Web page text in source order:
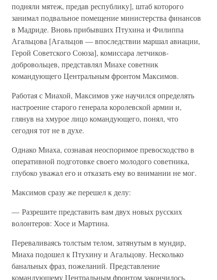
подняли мятеж, предав республику], штаб которого
занимал подвальное помещение министерства финансов
в Мадриде. Вновь прибывших Птухина и Филиппа
Агальцова [Агальцов — впоследствии маршал авиации,
Герой Советского Союза], комиссара летчиков-
добровольцев, представлял Миахе советник
командующего Центральным фронтом Максимов.
Работая с Миахой, Максимов уже научился определять
настроение старого генерала королевской армии и,
глянув на хмурое лицо командующего, понял, что
сегодня тот не в духе.
Однако Миаха, сознавая неоспоримое превосходство в
оперативной подготовке своего молодого советника,
глубоко уважал его и отказать ему во внимании не мог.
Максимов сразу же перешел к делу:
— Разрешите представить вам двух новых русских
волонтеров: Хосе и Мартина.
Переваливаясь толстым телом, затянутым в мундир,
Миаха подошел к Птухину и Агальцову. Несколько
банальных фраз, пожеланий. Представление
командующему Центральным фронтом закончилось.